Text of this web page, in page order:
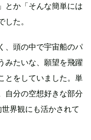
とか「そんな簡単には
た。
、頭の中で宇宙船のパ
みたいな、願望を飛躍
とをしていました。単
自分の空想好きな部分
界観にも活かされて